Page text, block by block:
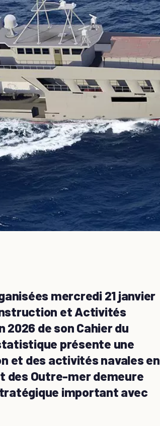
mercredi 21 janvier
et Activités
2026 de son Cahier du
présente une
et des activités navales en
des Outre-mer demeure
important avec